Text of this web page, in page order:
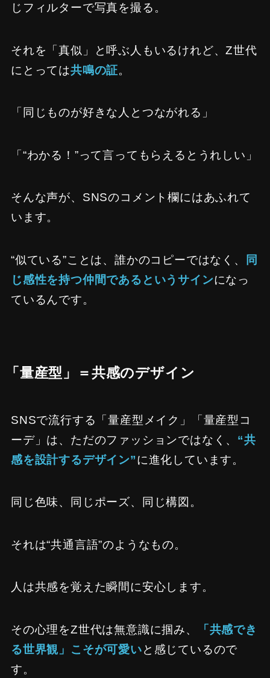
じフィルターで写真を撮る。
それを「真似」と呼ぶ人もいるけれど、Z世代
にとっては共鳴の証。
「同じものが好きな人とつながれる」
「“わかる！”って言ってもらえるとうれしい」
そんな声が、SNSのコメント欄にはあふれて
います。
“似ている”ことは、誰かのコピーではなく、
同
じ感性を持つ仲間であるというサインになっ
ているんです。
「量産型」＝共感のデザイン
SNSで流行する「量産型メイク」「量産型コ
ーデ」は、ただのファッションではなく、 “共
感を設計するデザイン”に進化しています。
同じ色味、同じポーズ、同じ構図。
それは“共通言語”のようなもの。
人は共感を覚えた瞬間に安心します。
その心理をZ世代は無意識に掴み、
「共感でき
る世界観」こそが可愛いと感じているので
す。